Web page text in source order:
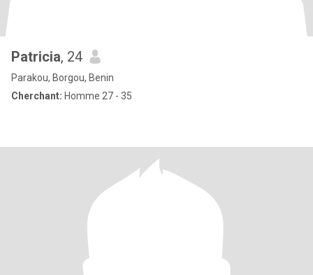
Patricia, 24
Parakou, Borgou, Benin
Cherchant: Homme 27 - 35